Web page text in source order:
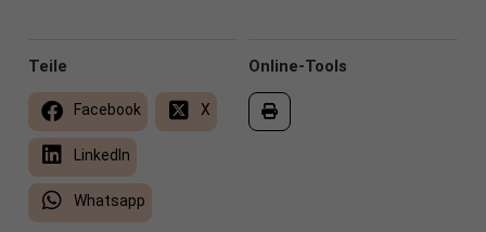
Online-Tools
Teile
Facebook X
LinkedIn
Whatsapp